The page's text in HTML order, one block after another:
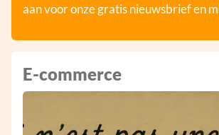
aan voor onze gratis nieuwsbrief en
E-commerce